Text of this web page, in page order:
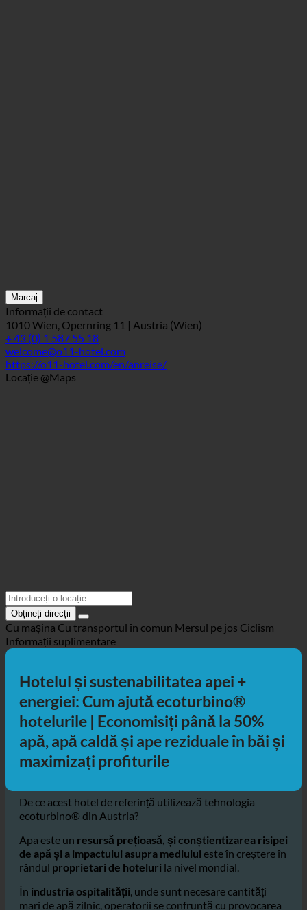
Marcaj
Informații de contact
1010 Wien, Opernring 11 | Austria (Wien)
+ 43 (0) 1 587 55 18
welcome@o11-hotel.com
Obțineți direcții
Cu mașina
Hotelul și sustenabilitatea apei +
energiei: Cum ajută ecoturbino®
hotelurile | Economisiți până la 50%
apă, apă caldă și ape reziduale în băi și
maximizați profiturile
ecoturbino® din Austria?
Apa este unresursă prețioasă, și conștientizarea risipei
rândulproprietari de hotelurila nivel mondial.